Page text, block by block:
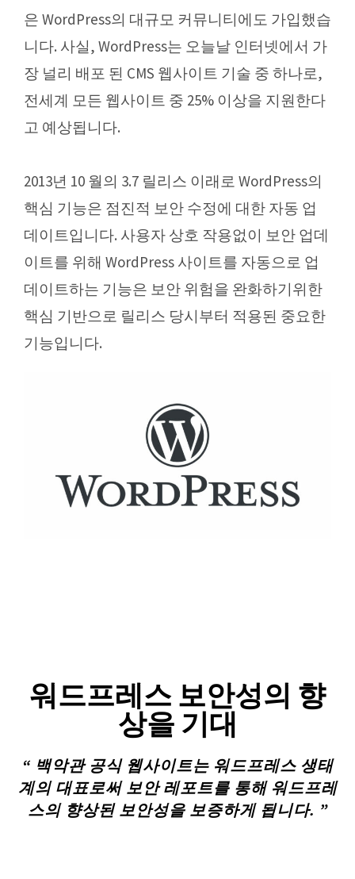
은 WordPress의 대규모 커뮤니티에도 가입했습
니다. 사실, WordPress는 오늘날 인터넷에서 가
장 널리 배포 된 CMS 웹사이트 기술 중 하나로,
전세계 모든 웹사이트 중 25% 이상을 지원한다
고 예상됩니다.
2013년 10 월의 3.7 릴리스 이래로 WordPress의
핵심 기능은 점진적 보안 수정에 대한 자동 업
데이트입니다. 사용자 상호 작용없이 보안 업데
이트를 위해 WordPress 사이트를 자동으로 업
데이트하는 기능은 보안 위험을 완화하기위한
핵심 기반으로 릴리스 당시부터 적용된 중요한
기능입니다.
워드프레스 보안성의 향
상을 기대
“ 백악관 공식 웹사이트는 워드프레스 생태
계의 대표로써 보안 레포트를 통해 워드프레
스의 향상된 보안성을 보증하게 됩니다. ”